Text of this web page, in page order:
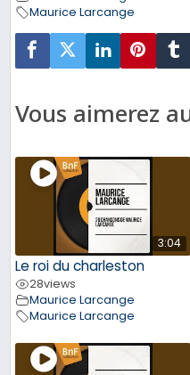
Maurice Larcange
Vous aimerez
3:04
Le roi du charleston
28views
Maurice Larcange
Maurice Larcange